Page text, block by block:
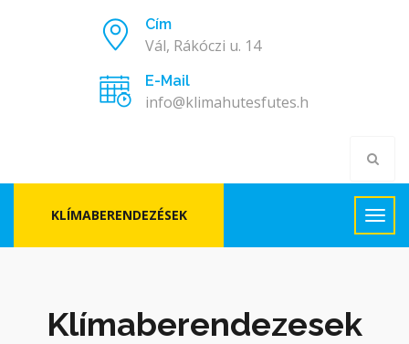
Cím
Vál, Rákóczi u. 14
E-Mail
info@klimahutesfutes.hu
KLÍMABERENDEZÉSEK
Klímaberendezesek